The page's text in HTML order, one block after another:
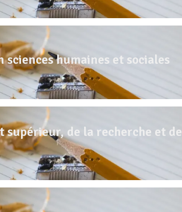
humaines et sociales
supérieur, de la recherche et de